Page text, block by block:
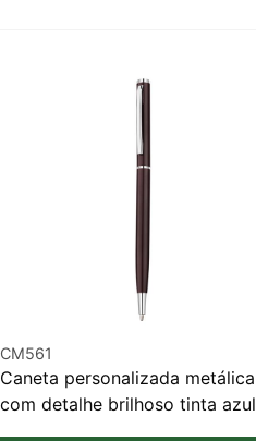
CM561
Caneta personalizada metálica
com detalhe brilhoso tinta azul